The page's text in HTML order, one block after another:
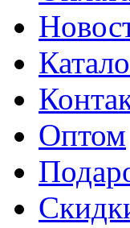
Оптом